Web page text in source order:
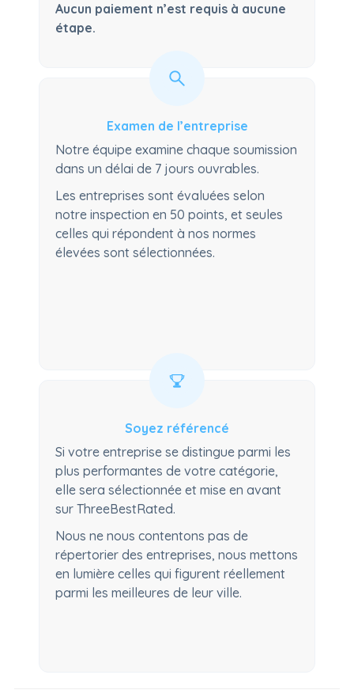
Aucun paiement n’est requis à aucune
étape.
Examen de l’entreprise
Notre équipe examine chaque soumission
dans un délai de 7 jours ouvrables.
Les entreprises sont évaluées selon
notre inspection en 50 points, et seules
celles qui répondent à nos normes
élevées sont sélectionnées.
Soyez référencé
Si votre entreprise se distingue parmi les
plus performantes de votre catégorie,
elle sera sélectionnée et mise en avant
sur ThreeBestRated.
Nous ne nous contentons pas de
répertorier des entreprises, nous mettons
en lumière celles qui figurent réellement
parmi les meilleures de leur ville.